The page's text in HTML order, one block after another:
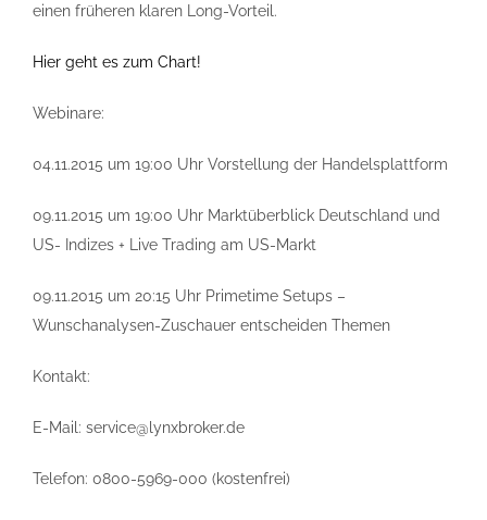
einen früheren klaren Long-Vorteil.
Hier geht es zum Chart!
Webinare:
04.11.2015 um 19:00 Uhr Vorstellung der Handelsplattform
09.11.2015 um 19:00 Uhr Marktüberblick Deutschland und
US- Indizes + Live Trading am US-Markt
09.11.2015 um 20:15 Uhr Primetime Setups –
Wunschanalysen-Zuschauer entscheiden Themen
Kontakt:
E-Mail: service@lynxbroker.de
Telefon: 0800-5969-000 (kostenfrei)